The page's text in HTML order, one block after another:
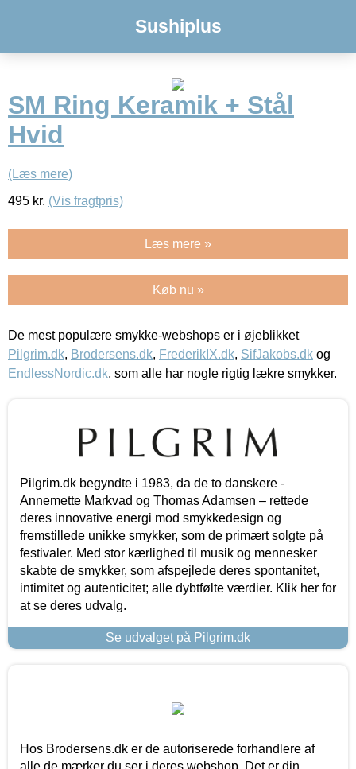
Sushiplus
SM Ring Keramik + Stål
Hvid
(Læs mere)
495 kr. (Vis fragtpris)
Læs mere »
Køb nu »
De mest populære smykke-webshops er i øjeblikket
Pilgrim.dk, Brodersens.dk, FrederikIX.dk, SifJakobs.dk og
EndlessNordic.dk, som alle har nogle rigtig lækre smykker.
Pilgrim.dk begyndte i 1983, da de to danskere -
Annemette Markvad og Thomas Adamsen – rettede
deres innovative energi mod smykkedesign og
fremstillede unikke smykker, som de primært solgte på
festivaler. Med stor kærlighed til musik og mennesker
skabte de smykker, som afspejlede deres spontanitet,
intimitet og autenticitet; alle dybtfølte værdier. Klik her for
at se deres udvalg.
Se udvalget på Pilgrim.dk
Hos Brodersens.dk er de autoriserede forhandlere af
alle de mærker du ser i deres webshop. Det er din